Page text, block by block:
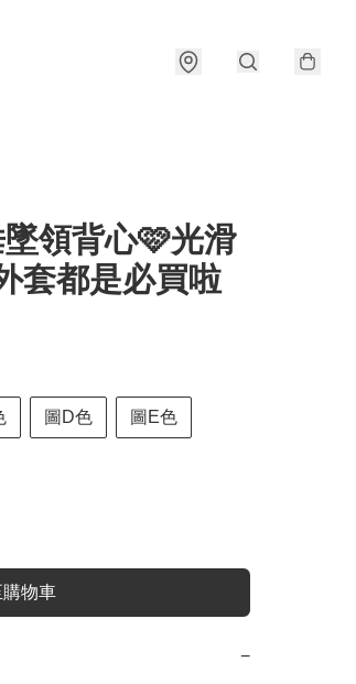
領背心🩷光滑
套都是必買啦
圖D色 圖E色
購物車
−